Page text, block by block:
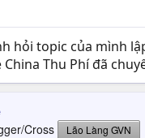
hỏi topic của mình
Thu Phí đã
Cross Lão Làng GVN